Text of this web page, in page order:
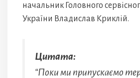
начальник Головного
України Владислав Криклій.
Цитата:
“Поки ми припускаємо